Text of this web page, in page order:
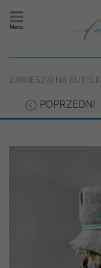
Menu
ZAWIESZKI NA BUTELKI
POPRZEDNI